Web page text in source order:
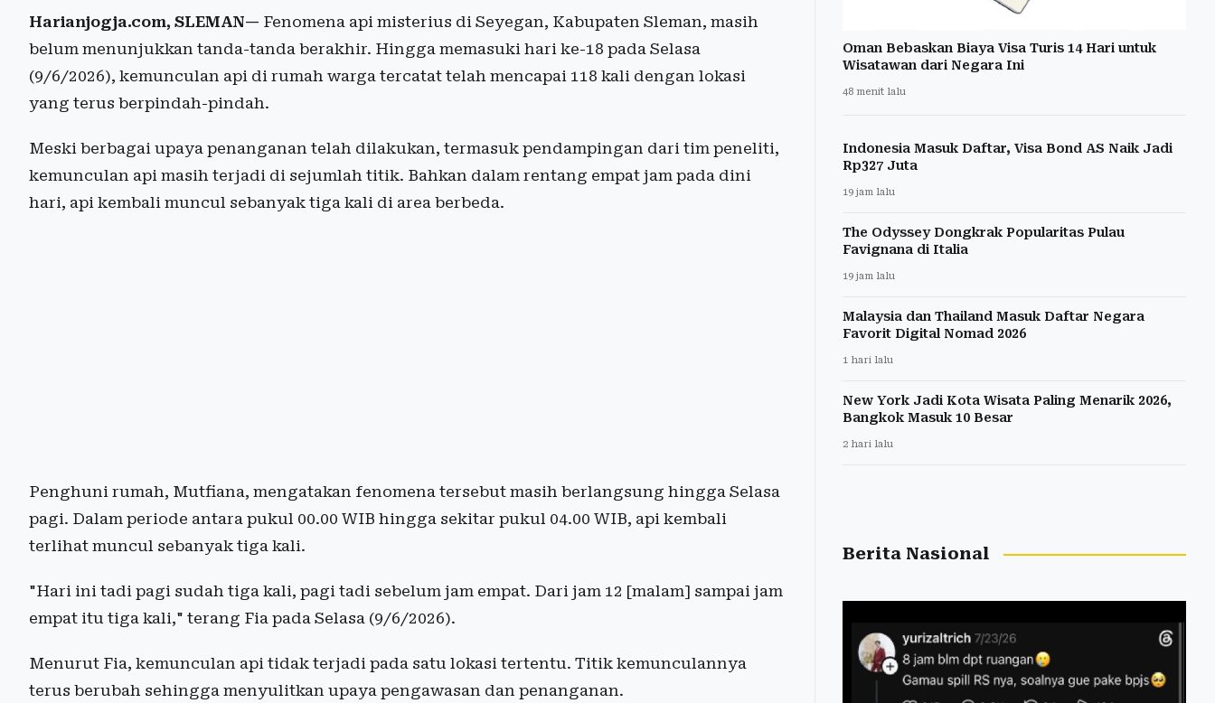
Harianjogja.com, SLEMAN— Fenomena api misterius di Seyegan, Kabupaten Sleman, masih
belum menunjukkan tanda-tanda berakhir. Hingga memasuki hari ke-18 pada Selasa
(9/6/2026), kemunculan api di rumah warga tercatat telah mencapai 118 kali dengan lokasi
yang terus berpindah-pindah.
Meski berbagai upaya penanganan telah dilakukan, termasuk pendampingan dari tim peneliti,
kemunculan api masih terjadi di sejumlah titik. Bahkan dalam rentang empat jam pada dini
hari, api kembali muncul sebanyak tiga kali di area berbeda.
Penghuni rumah, Mutfiana, mengatakan fenomena tersebut masih berlangsung hingga Selasa
pagi. Dalam periode antara pukul 00.00 WIB hingga sekitar pukul 04.00 WIB, api kembali
terlihat muncul sebanyak tiga kali.
"Hari ini tadi pagi sudah tiga kali, pagi tadi sebelum jam empat. Dari jam 12 [malam] sampai jam
empat itu tiga kali," terang Fia pada Selasa (9/6/2026).
Menurut Fia, kemunculan api tidak terjadi pada satu lokasi tertentu. Titik kemunculannya
terus berubah sehingga menyulitkan upaya pengawasan dan penanganan.
Oman Bebaskan Biaya Visa Turis 14 Hari untuk
Wisatawan dari Negara Ini
48 menit lalu
Indonesia Masuk Daftar, Visa Bond AS Naik Jadi
Rp327 Juta
19 jam lalu
The Odyssey Dongkrak Popularitas Pulau
Favignana di Italia
19 jam lalu
Malaysia dan Thailand Masuk Daftar Negara
Favorit Digital Nomad 2026
1 hari lalu
New York Jadi Kota Wisata Paling Menarik 2026,
Bangkok Masuk 10 Besar
2 hari lalu
Berita Nasional